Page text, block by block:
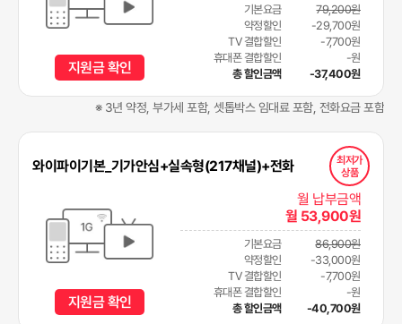
지원금 확인
기본요금
약정할인
TV 결합할인
휴대폰 결합할인
총 할인금액
79,200원
-29,700원
-7,700원
-원
-37,400원
※ 3년 약정, 부가세 포함, 셋톱박스 임대료 포함, 전화요금 포함
와이파이기본_기가안심+실속형(217채널)+전화
최저가
상품
지원금 확인
월 납부금액
월 53,900원
기본요금
약정할인
TV 결합할인
휴대폰 결합할인
총 할인금액
86,900원
-33,000원
-7,700원
-원
-40,700원